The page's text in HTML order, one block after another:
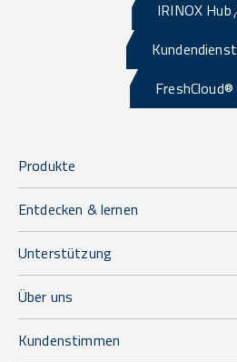
IRINOX Hub
Kundendienst
FreshCloud®
Produkte
Entdecken & lernen
Unterstützung
Über uns
Kundenstimmen